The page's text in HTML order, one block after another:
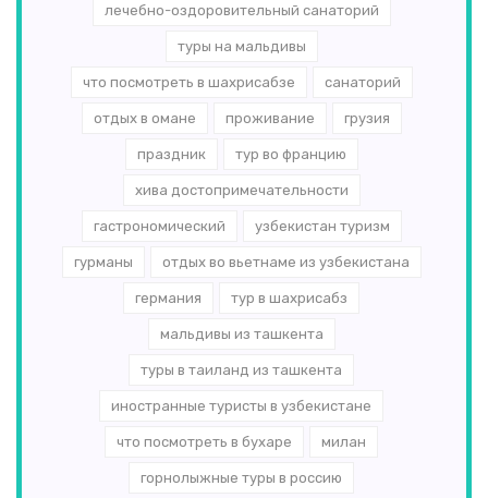
лечебно-оздоровительный санаторий
туры на мальдивы
что посмотреть в шахрисабзе санаторий
отдых в омане проживание грузия
праздник тур во францию
хива достопримечательности
гастрономический узбекистан туризм
гурманы отдых во вьетнаме из узбекистана
германия тур в шахрисабз
мальдивы из ташкента
туры в таиланд из ташкента
иностранные туристы в узбекистане
что посмотреть в бухаре милан
горнолыжные туры в россию